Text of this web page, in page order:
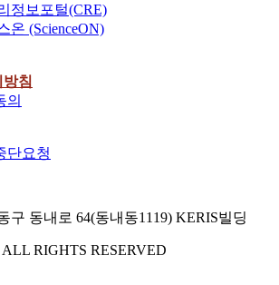
정보포털(CRE)
온 (ScienceON)
침
의
단요청
구 동내로 64(동내동1119) KERIS빌딩
RIGHTS RESERVED